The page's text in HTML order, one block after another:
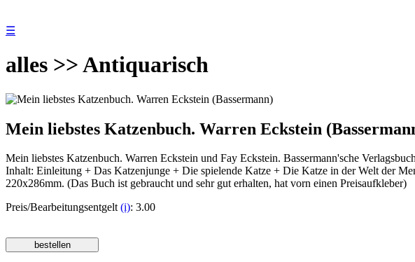
☰
alles >> Antiquarisch
Mein liebstes Katzenbuch. Warren Eckstein
Mein liebstes Katzenbuch. Warren Eckstein und Fay Eckstein. Bassermann'sche
Inhalt: Einleitung + Das Katzenjunge + Die spielende Katze + Die Katze in der Welt der
220x286mm. (Das Buch ist gebraucht und sehr gut erhalten, hat vorn einen Preisaufkleber)
Preis/Bearbeitungsentgelt(i): 3.00